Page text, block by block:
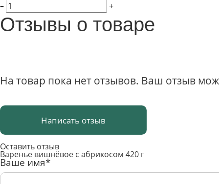
– +
Отзывы о товаре
На товар пока нет отзывов. Ваш отзыв
Написать отзыв
Оставить отзыв
Варенье вишнёвое с абрикосом 420 г
Ваше имя*